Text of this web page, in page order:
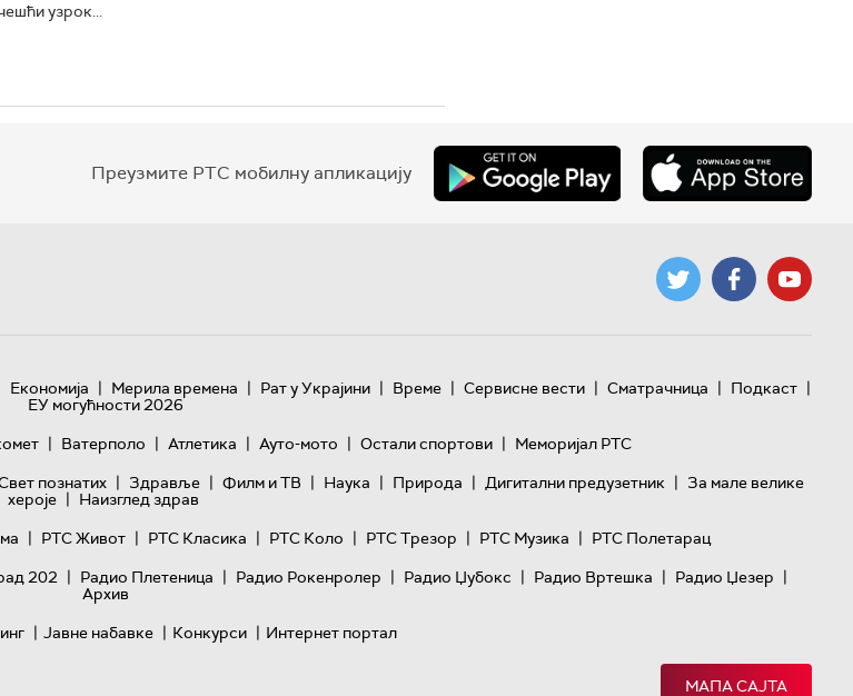
узрок...
Преузмите РТС мобилну апликацију
Економија | Мерила времена | Рат у Украјини | Време | Сервисне вести | Сматрачница | Подкаст |
ЕУ могућности 2026
| Ватерполо | Атлетика | Ауто-мото | Остали спортови | Меморијал РТС
познатих | Здравље | Филм и ТВ | Наука | Природа | Дигитални предузетник | За мале велике
хероје | Наизглед здрав
| РТС Живот | РТС Класика | РТС Коло | РТС Трезор | РТС Музика | РТС Полетарац
202 | Радио Плетеница | Радио Рокенролер | Радио Џубокс | Радио Вртешка | Радио Џезер |
Архив
| Јавне набавке | Конкурси | Интернет портал
МАПА САЈТА